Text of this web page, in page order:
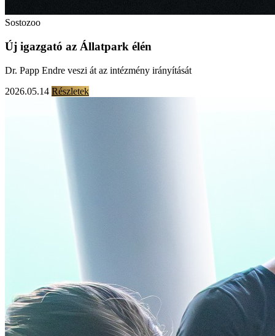
Sostozoo
Új igazgató az Állatpark élén
Dr. Papp Endre veszi át az intézmény irányítását
2026.05.14 Részletek